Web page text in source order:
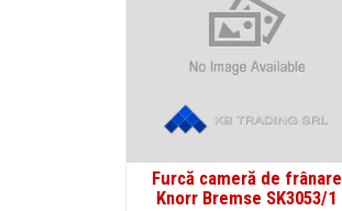
Furcă cameră de frânare
Knorr Bremse SK3053/1